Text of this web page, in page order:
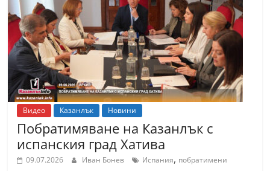
Видео Казанлък Новини
Побратимяване на Казанлък с
испанския град Хатива
09.07.2026 Иван Бонев Испания, побратимени